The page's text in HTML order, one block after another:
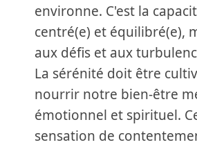
environne. C'est la
centré(e) et équilibré(e),
aux défis et aux
La sérénité doit être
nourrir notre bien-être
émotionnel et spirituel.
sensation de